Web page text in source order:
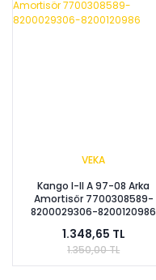
VEKA
Kango I-II A 97-08 Arka
Amortisör 7700308589-
8200029306-8200120986
1.348,65 TL
1.350,00 TL